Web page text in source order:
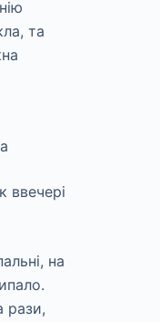
та
ввечері
на
рази,